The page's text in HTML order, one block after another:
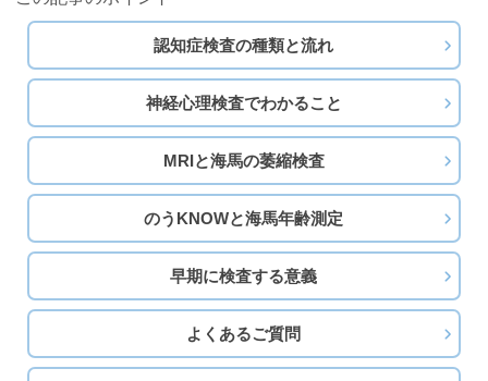
認知症検査の種類と流れ
神経心理検査でわかること
MRIと海馬の萎縮検査
のうKNOWと海馬年齢測定
早期に検査する意義
よくあるご質問